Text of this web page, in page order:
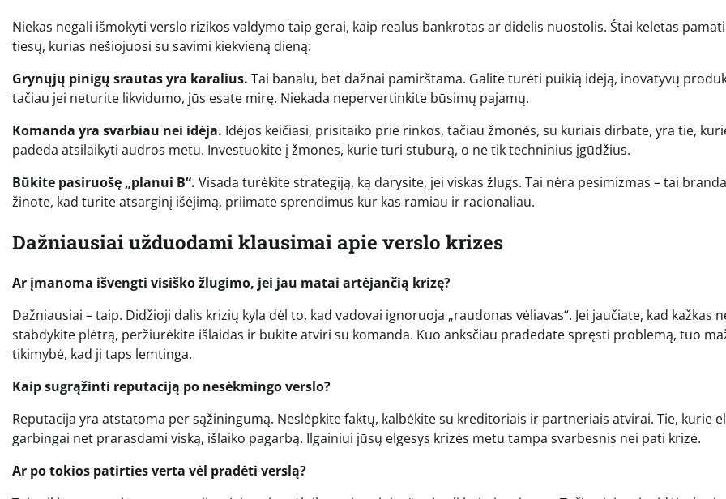
Niekas negali išmokyti verslo rizikos valdymo taip gerai, kaip realus bankrotas ar didelis nuostolis. Štai keletas
tiesų, kurias nešiojuosi su savimi kiekvieną dieną:
Grynųjų pinigų srautas yra karalius. Tai banalu, bet dažnai pamirštama. Galite turėti puikią idėją, inovatyvų
tačiau jei neturite likvidumo, jūs esate mirę. Niekada nepervertinkite būsimų pajamų.
Komanda yra svarbiau nei idėja. Idėjos keičiasi, prisitaiko prie rinkos, tačiau žmonės, su kuriais dirbate, yra tie,
padeda atsilaikyti audros metu. Investuokite į žmones, kurie turi stuburą, o ne tik techninius įgūdžius.
Būkite pasiruošę „planui B“. Visada turėkite strategiją, ką darysite, jei viskas žlugs. Tai nėra pesimizmas – tai
žinote, kad turite atsarginį išėjimą, priimate sprendimus kur kas ramiau ir racionaliau.
Dažniausiai užduodami klausimai apie verslo krizes
Ar įmanoma išvengti visiško žlugimo, jei jau matai artėjančią krizę?
Dažniausiai – taip. Didžioji dalis krizių kyla dėl to, kad vadovai ignoruoja „raudonas vėliavas“. Jei jaučiate, kad kažkas
stabdykite plėtrą, peržiūrėkite išlaidas ir būkite atviri su komanda. Kuo anksčiau pradedate spręsti problemą, tuo
tikimybė, kad ji taps lemtinga.
Kaip sugrąžinti reputaciją po nesėkmingo verslo?
Reputacija yra atstatoma per sąžiningumą. Neslėpkite faktų, kalbėkite su kreditoriais ir partneriais atvirai. Tie, kurie
garbingai net prarasdami viską, išlaiko pagarbą. Ilgainiui jūsų elgesys krizės metu tampa svarbesnis nei pati krizė.
Ar po tokios patirties verta vėl pradėti verslą?